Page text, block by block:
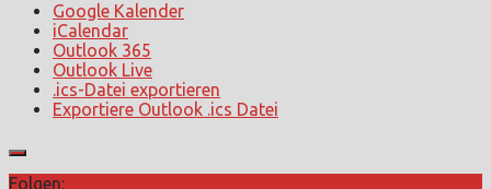
Google Kalender
iCalendar
Outlook 365
Outlook Live
.ics-Datei exportieren
Exportiere Outlook .ics Datei
Folgen: